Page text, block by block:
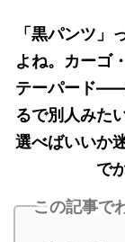
「黒パンツ」
よね。カーゴ
テーパード——
るで別人みた
選べばいいか
で
この記事で